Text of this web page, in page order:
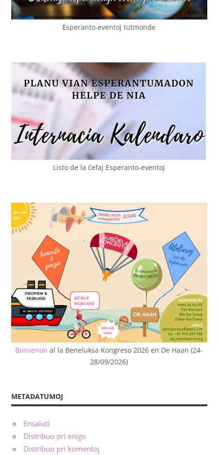
Esperanto-eventoj tutmonde
Listo de la ĉefaj Esperanto-eventoj
Bonvenon al la Beneluksa Kongreso 2026 en De Haan (24-
28/09/2026)
METADATUMOJ
Ensaluti
Distribuo pri enigo
Distribuo pri komentoj